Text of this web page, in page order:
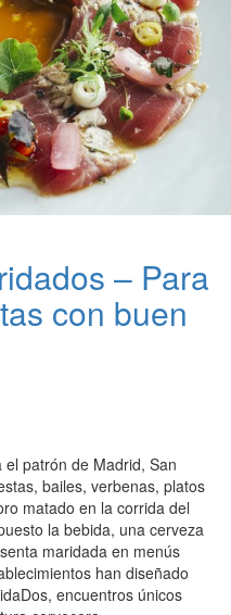
– Para
con buen
patrón de Madrid, San
bailes, verbenas, platos
matado en la corrida del
la bebida, una cerveza
maridada en menús
han diseñado
encuentros únicos